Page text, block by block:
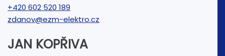
+420 602 520 189
zdanov@ezm-elektro.cz
JAN KOPŘIVA